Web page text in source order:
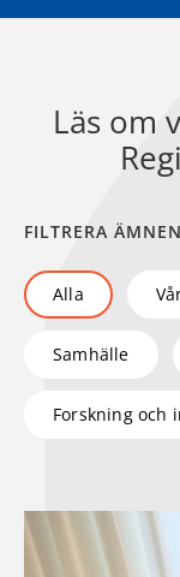
Läs om
FILTRERA ÄMNEN
Alla
Samhälle
Forskning och